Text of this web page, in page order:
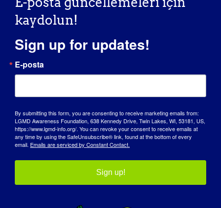
Facebook
X RedditLinkedInWhatsApp
TumblrPinterestVk Xing
MDA Sanal Öğrenme Webinarı: İş Yerinde
Engelinizi Açıklamak
Detaylar
kaydolun!
Sign up for updates!
E-posta
By submitting this form, you are consenting to receive marketing emails from:
LGMD Awareness Foundation, 638 Kennedy Drive, Twin Lakes, WI, 53181, US,
https://www.lgmd-info.org/. You can revoke your consent to receive emails at
any time by using the SafeUnsubscribe® link, found at the bottom of every
email. Emails are serviced by Constant Contact.
Sign up!